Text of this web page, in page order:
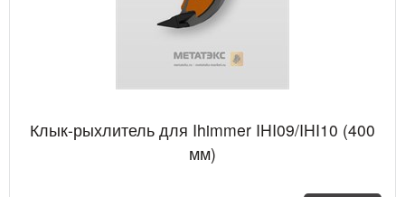
Клык-рыхлитель для Ihimmer IHI09/IHI10 (400
мм)